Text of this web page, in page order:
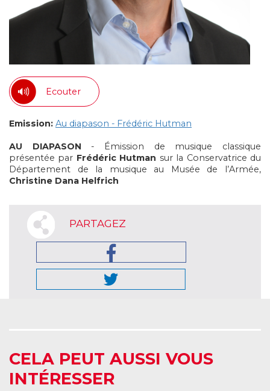
Ecouter
Emission: Au diapason - Frédéric Hutman
AU DIAPASON - Émission de musique classique
présentée par Frédéric Hutman sur la Conservatrice du
Département de la musique au Musée de l’Armée,
Christine Dana Helfrich
PARTAGEZ
CELA PEUT AUSSI VOUS
INTÉRESSER